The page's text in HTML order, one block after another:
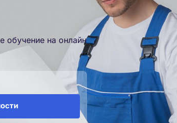
обучение на онлайн